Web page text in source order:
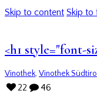
Skip to content Skip to
<h1 style="font-
Vinothek, Vinothek
22
46